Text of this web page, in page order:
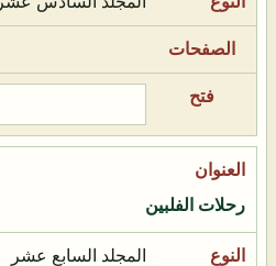
رحلات الفلبين
المجلد السابع عشر